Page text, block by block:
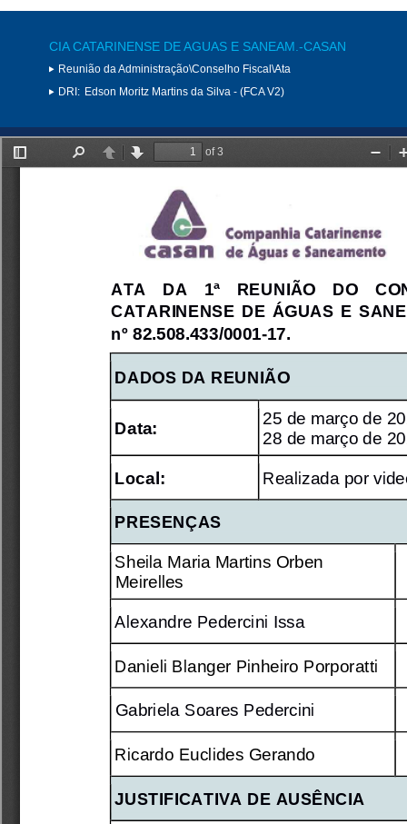
CIA CATARINENSE DE AGUAS E SANEAM.-CASAN
Reunião da Administração\Conselho Fiscal\Ata
DRI: Edson Moritz Martins da Silva - (FCA V2)